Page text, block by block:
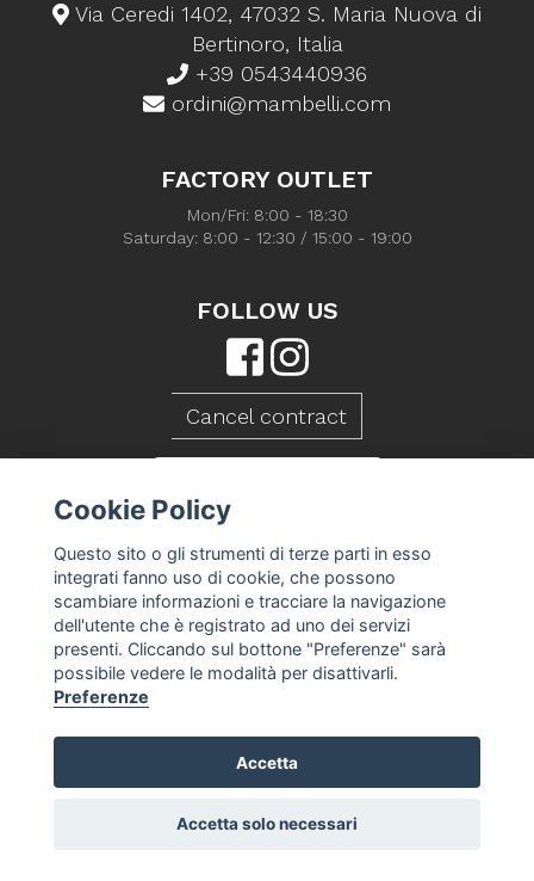
Via Ceredi 1402, 47032 S. Maria Nuova di
Bertinoro, Italia
+39 0543440936
ordini@mambelli.com
FACTORY OUTLET
Mon/Fri: 8:00 - 18:30
Saturday: 8:00 - 12:30 / 15:00 - 19:00
FOLLOW US
Cancel contract
Caseificio Mambelli srl - P.Iva 01088260409
T&S Privacy Policy Cookie Policy
Cookie
preferences-
Cookie Policy
Questo sito o gli strumenti di terze parti in esso
integrati fanno uso di cookie, che possono
scambiare informazioni e tracciare la navigazione
dell'utente che è registrato ad uno dei servizi
presenti. Cliccando sul bottone "Preferenze" sarà
possibile vedere le modalità per disattivarli.
Preferenze
Accetta
Accetta solo necessari